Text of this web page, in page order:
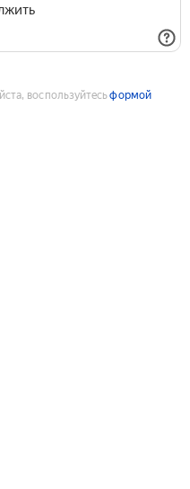
воспользуйтесьформой